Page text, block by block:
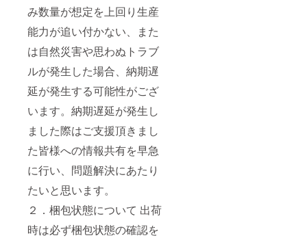
み数量が想定を上回り生産
能力が追い付かない、また
は自然災害や思わぬトラブ
ルが発生した場合、納期遅
延が発生する可能性がござ
います。納期遅延が発生し
ました際はご支援頂きまし
た皆様への情報共有を早急
に行い、問題解決にあたり
たいと思います。
２．梱包状態について 出荷
時は必ず梱包状態の確認を